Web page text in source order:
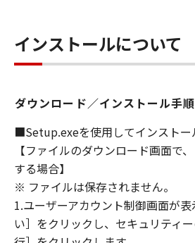
フトウェア」をインストールし
し、下記(2)または(3)により終
複製物のすべてを廃棄および消
り、本契約書を終了させること
(3) お客様が本契約書のいずれ
した場合、本契約書は直ちに
(4) お客様は、上記(3)によって
した場合、速やかに、「本ソフ
びその複製物のすべてを廃棄
のとします。
インストールについて
ダウンロード／インストール手順
■Setup.exeを使用してインストー
【ファイルのダウンロード画面で
する場合】
※ ファイルは保存されません。
1.ユーザーアカウント制御画面が
い］をクリックし、セキュリティ